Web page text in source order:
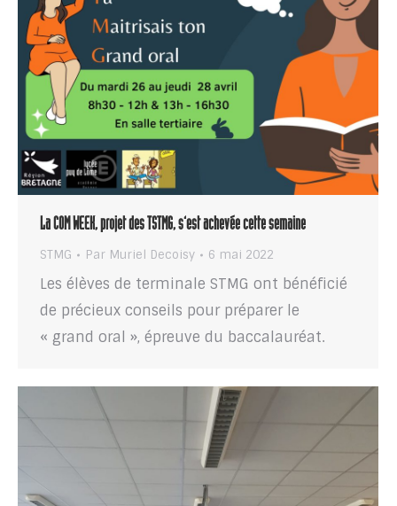
La COM WEEK, projet des TSTMG, s’est achevée cette semaine
STMG Par Muriel Decoisy 6 mai 2022
Les élèves de terminale STMG ont bénéficié
de précieux conseils pour préparer le
« grand oral », épreuve du baccalauréat.